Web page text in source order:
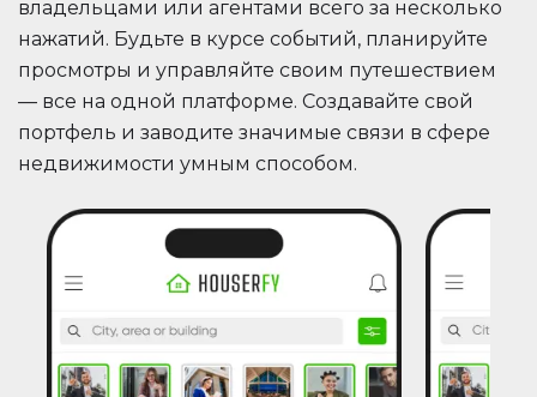
владельцами или агентами всего за несколько
нажатий. Будьте в курсе событий, планируйте
просмотры и управляйте своим путешествием
— все на одной платформе. Создавайте свой
портфель и заводите значимые связи в сфере
недвижимости умным способом.